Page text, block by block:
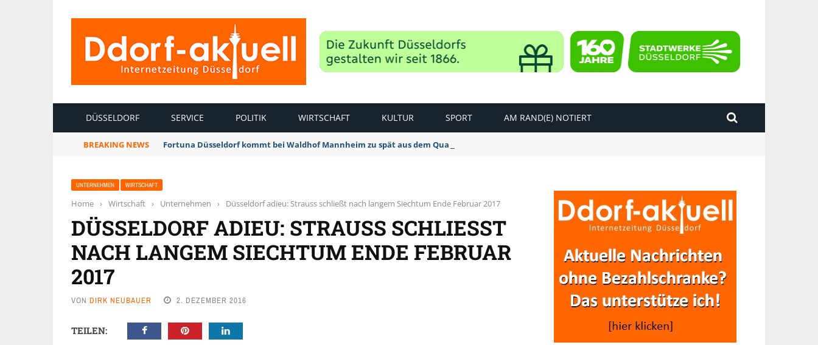
DÜSSELDORF SERVICE POLITIK WIRTSCHAFT KULTUR SPORT AM RAND(E) NOTIERT
BREAKING NEWS Fortuna Düsseldorf kommt bei Waldhof Mannheim zu spät aus dem Quark: 1:2 Niederlage
UNTERNEHMEN WIRTSCHAFT
Home › Wirtschaft › Unternehmen › Düsseldorf adieu: Strauss schließt nach langem Siechtum Ende Februar 2017
DÜSSELDORF ADIEU: STRAUSS SCHLIESST N
ACH LANGEM SIECHTUM ENDE FEBRUAR 2
017
VON DIRK NEUBAUER 2. DEZEMBER 2016
TEILEN: